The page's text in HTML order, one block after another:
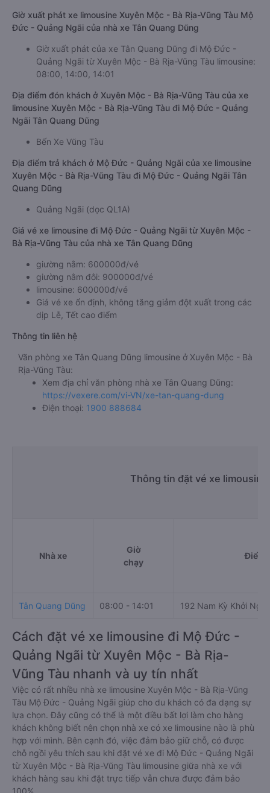
Giờ xuất phát xe limousine Xuyên Mộc - Bà Rịa-Vũng Tàu Mộ
Đức - Quảng Ngãi của nhà xe Tân Quang Dũng
Giờ xuất phát của xe Tân Quang Dũng đi Mộ Đức -
Quảng Ngãi từ Xuyên Mộc - Bà Rịa-Vũng Tàu limousine:
08:00, 14:00, 14:01
Địa điểm đón khách ở Xuyên Mộc - Bà Rịa-Vũng Tàu của xe
limousine Xuyên Mộc - Bà Rịa-Vũng Tàu đi Mộ Đức - Quảng
Ngãi Tân Quang Dũng
Bến Xe Vũng Tàu
Địa điểm trả khách ở Mộ Đức - Quảng Ngãi của xe limousine
Xuyên Mộc - Bà Rịa-Vũng Tàu đi Mộ Đức - Quảng Ngãi Tân
Quang Dũng
Quảng Ngãi (dọc QL1A)
Giá vé xe limousine đi Mộ Đức - Quảng Ngãi từ Xuyên Mộc -
Bà Rịa-Vũng Tàu của nhà xe Tân Quang Dũng
giường nằm: 600000đ/vé
giường nằm đôi: 900000đ/vé
limousine: 600000đ/vé
Giá vé xe ổn định, không tăng giảm đột xuất trong các
dịp Lễ, Tết cao điểm
Thông tin liên hệ
Văn phòng xe Tân Quang Dũng limousine ở Xuyên Mộc - Bà
Rịa-Vũng Tàu:
Xem địa chỉ văn phòng nhà xe Tân Quang Dũng:
https://vexere.com/vi-VN/xe-tan-quang-dung
Điện thoại: 1900 888684
Thông tin đặt vé xe
Nhà xe
Giờ
chạy
Điểm
Tân Quang Dũng 08:00 - 14:01 192 Nam Kỳ Khởi
Cách đặt vé xe limousine đi Mộ Đức -
Quảng Ngãi từ Xuyên Mộc - Bà Rịa-
Vũng Tàu nhanh và uy tín nhất
Việc có rất nhiều nhà xe limousine Xuyên Mộc - Bà Rịa-Vũng
Tàu Mộ Đức - Quảng Ngãi giúp cho du khách có đa dạng sự
lựa chọn. Đây cũng có thể là một điều bất lợi làm cho hàng
khách không biết nên chọn nhà xe có xe limousine nào là phù
hợp với mình. Bên cạnh đó, việc đảm bảo giữ chỗ, có được
chỗ ngồi yêu thích sau khi đặt vé xe đi Mộ Đức - Quảng Ngãi
từ Xuyên Mộc - Bà Rịa-Vũng Tàu limousine giữa nhà xe với
khách hàng sau khi đặt trực tiếp vẫn chưa được đảm bảo
100%.